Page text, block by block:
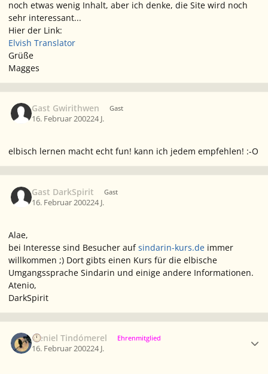
noch etwas wenig Inhalt, aber ich denke, die Site wird noch
sehr interessant...
Hier der Link:
Elvish Translator
Grüße
Magges
Gast Gwirithwen Gast
16. Februar 200224 J.
elbisch lernen macht echt fun! kann ich jedem empfehlen! :-O
Gast DarkSpirit Gast
16. Februar 200224 J.
Alae,
bei Interesse sind Besucher aufsindarin-kurs.de immer
willkommen ;) Dort gibts einen Kurs für die elbische
Umgangssprache Sindarin und einige andere Informationen.
Atenio,
DarkSpirit
Neniel Tindómerel Ehrenmitglied
16. Februar 200224 J.